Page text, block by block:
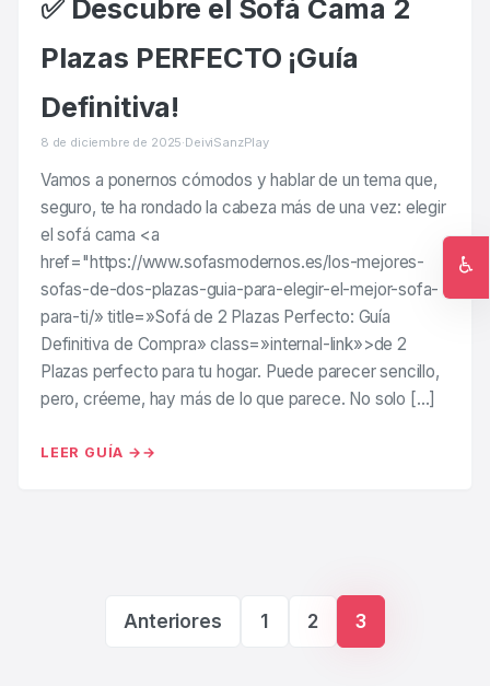
✅ Descubre el Sofá Cama 2
Plazas PERFECTO ¡Guía
Definitiva!
8 de diciembre de 2025·DeiviSanzPlay
Vamos a ponernos cómodos y hablar de un tema que,
seguro, te ha rondado la cabeza más de una vez: elegir
el sofá cama <a
href="https://www.sofasmodernos.es/los-mejores-
sofas-de-dos-plazas-guia-para-elegir-el-mejor-sofa-
para-ti/» title=»Sofá de 2 Plazas Perfecto: Guía
Definitiva de Compra» class=»internal-link»>de 2
Plazas perfecto para tu hogar. Puede parecer sencillo,
pero, créeme, hay más de lo que parece. No solo […]
LEER GUÍA →
Paginación de
Anteriores 1 2 3
♿